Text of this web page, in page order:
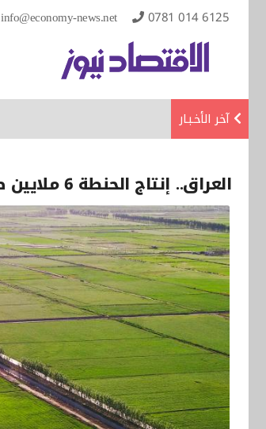
info@economy-news.net 0781 014 6125
آخر الأخـبـار
العراق.. إنتاج الحنطة 6 ملايين طن وتسويقها يكلّف 5 تريليونات